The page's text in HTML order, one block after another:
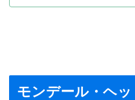
モンデール・ヘ